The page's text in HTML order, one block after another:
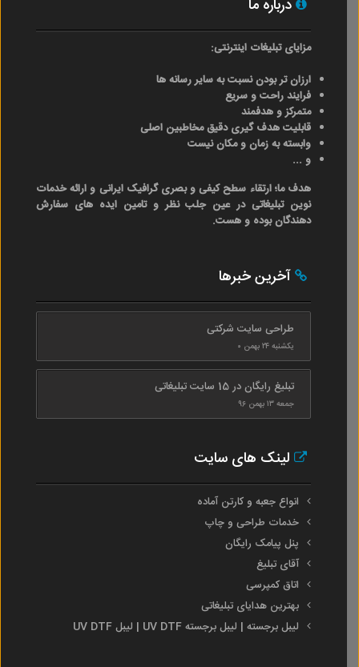
درباره ما
مزایای تبلیغات اینترنتی:
ارزان تر بودن نسبت به سایر رسانه ها
فرایند راحت و سریع
متمرکز و هدفمند
قابلیت هدف گیری دقیق مخاطبین اصلی
وابسته به زمان و مکان نیست
و ...
هدف ما؛ ارتقاء سطح کیفی و بصری گرافیک ایرانی و ارائه خدمات
نوین تبلیغاتی در عین جلب نظر و تامین ایده های سفارش
دهندگان بوده و هست.
آخرین خبرها
طراحی سایت شرکتی
یکشنبه ۲۴ بهمن ۰
تبلیغ رایگان در 15 سایت تبلیغاتی
جمعه ۱۳ بهمن ۹۶
لینک های سایت
انواع جعبه و کارتن آماده
خدمات طراحی و چاپ
پنل پیامک رایگان
آقای تبلیغ
اتاق کمپرسی
بهترین هدایای تبلیغاتی
لیبل برجسته | لیبل برجسته UV DTF | لیبل UV DTF